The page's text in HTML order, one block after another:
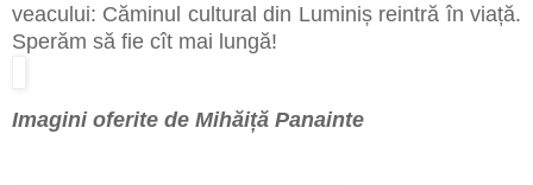
veacului: Căminul cultural din Luminiș reintră în viață.
Sperăm să fie cît mai lungă!
Imagini oferite de Mihăiță Panainte